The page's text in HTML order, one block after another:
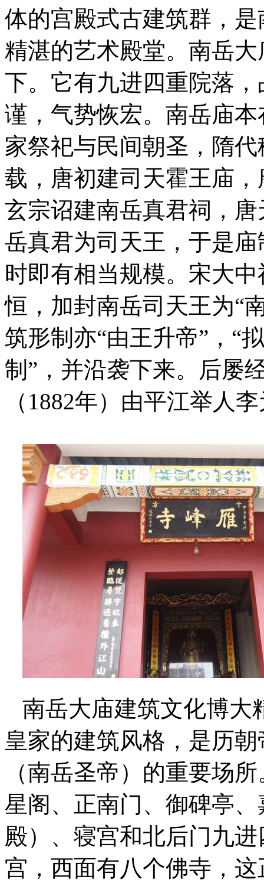
体的宫殿式古建筑群，
精湛的艺术殿堂。南岳
下。它有九进四重院落
谨，气势恢宏。南岳庙
家祭祀与民间朝圣，隋
载，唐初建司天霍王庙
玄宗诏建南岳真君祠，
岳真君为司天王，于是
时即有相当规模。宋大
恒，加封南岳司天王为“
筑形制亦“由王升帝”，“
制”，并沿袭下来。后屡
（1882年）由平江举人
南岳大庙建筑文化博大
皇家的建筑风格，是历
（南岳圣帝）的重要场
星阁、正南门、御碑亭
殿）、寝宫和北后门九
宫，西面有八个佛寺，